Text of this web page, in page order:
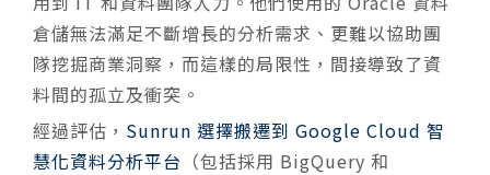
倉儲無法滿足不斷增長的分析需求、更難以協助團
隊挖掘商業洞察，而這樣的局限性，間接導致了資
料間的孤立及衝突。
經過評估， Sunrun 選擇搬遷到 Google Cloud 智
慧化資料分析平台 （包括採用 BigQuery 和